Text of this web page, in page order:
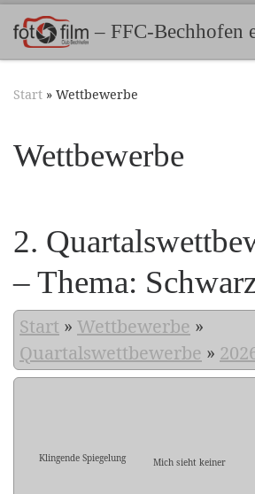
Zum Inhalt springen– FFC-Bechhofen
Start » Wettbewerbe
Wettbewerbe
2.
– Thema:
Start » Wettbewerbe »
Quartalswettbewerbe »
Klingende Spiegelung
Mich sieht keiner